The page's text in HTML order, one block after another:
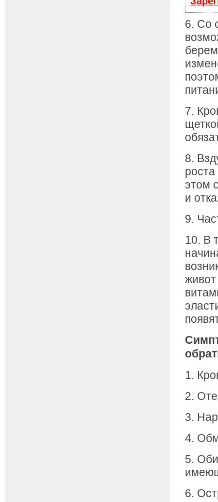
6. Со
7.
8.
этом
и
9.
10. В
1.
2.
3.
4.
5.
6.